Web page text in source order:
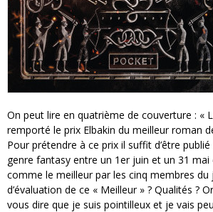
On peut lire en quatrième de couverture : «
remporté le prix Elbakin du meilleur roman
Pour prétendre à ce prix il suffit d’être
genre fantasy entre un 1er juin et un 31 mai
comme le meilleur par les cinq membres du
d’évaluation de ce « Meilleur » ? Qualités ?
vous dire que je suis pointilleux et je vais